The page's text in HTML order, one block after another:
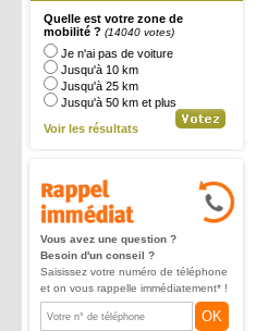
Quelle est votre zone de
mobilité ? (14040 votes)
Je n'ai pas de voiture
Jusqu'à 10 km
Jusqu'à 25 km
Jusqu'à 50 km et plus
Voir les résultats
Vous avez une question ?
Besoin d'un conseil ?
Saisissez votre numéro de téléphone
et on vous rappelle immédiatement* !
OK